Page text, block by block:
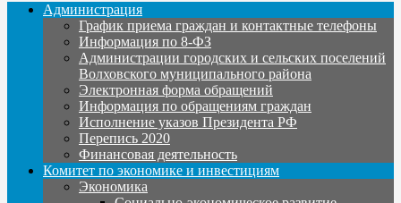
Администрация
График приема граждан и контактные телефоны
Информация по 8-ФЗ
Администрации городских и сельских поселений
Волховского муниципального района
Электронная форма обращений
Информация по обращениям граждан
Исполнение указов Президента РФ
Перепись 2020
Финансовая деятельность
Комитет по экономике и инвестициям
Экономика